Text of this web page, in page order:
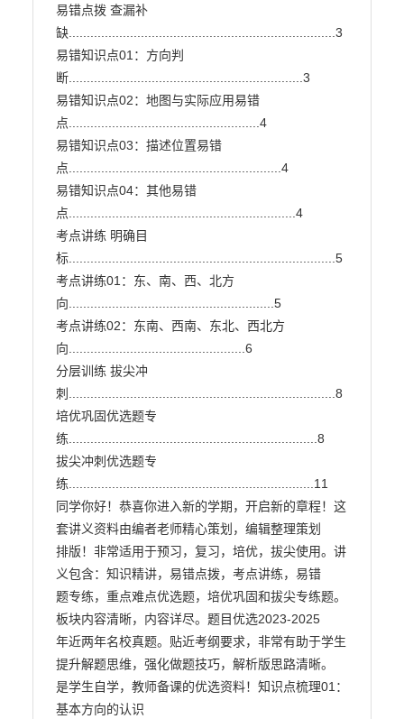
易错点拨 查漏补
缺..........................................................................3
易错知识点01：方向判
断.................................................................3
易错知识点02：地图与实际应用易错
点.....................................................4
易错知识点03：描述位置易错
点...........................................................4
易错知识点04：其他易错
点...............................................................4
考点讲练 明确目
标..........................................................................5
考点讲练01：东、南、西、北方
向.........................................................5
考点讲练02：东南、西南、东北、西北方
向.................................................6
分层训练 拔尖冲
刺..........................................................................8
培优巩固优选题专
练.....................................................................8
拔尖冲刺优选题专
练....................................................................11
同学你好！恭喜你进入新的学期，开启新的章程！这
套讲义资料由编者老师精心策划，编辑整理策划
排版！非常适用于预习，复习，培优，拔尖使用。讲
义包含：知识精讲，易错点拨，考点讲练，易错
题专练，重点难点优选题，培优巩固和拔尖专练题。
板块内容清晰，内容详尽。题目优选2023-2025
年近两年名校真题。贴近考纲要求，非常有助于学生
提升解题思维，强化做题技巧，解析版思路清晰。
是学生自学，教师备课的优选资料！知识点梳理01：
基本方向的认识